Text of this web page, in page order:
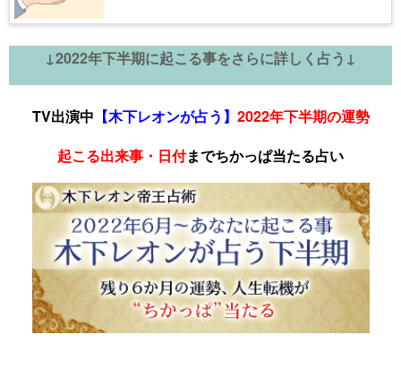
↓2022年下半期に起こる事をさらに詳しく占う↓
TV出演中 【木下レオンが占う】 2022年下半期の運勢
起こる出来事・日付までちかっぱ当たる占い